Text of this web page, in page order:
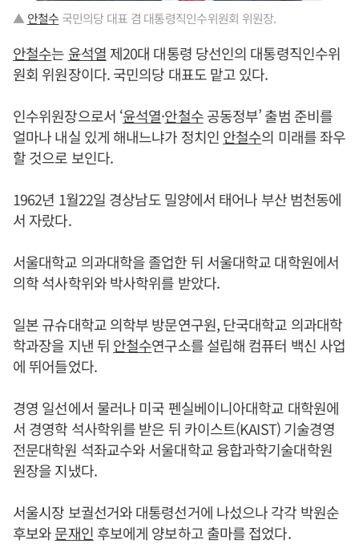
▲ 안철수 국민의당 대표 겸 대통령직인수위원회 위원장.
안철수는 윤석열 제20대 대통령 당선인의 대통령직인수위
원회 위원장이다. 국민의당 대표도 맡고 있다.
인수위원장으로서 ‘윤석열·안철수공동정부’ 출범 준비를
얼마나 내실 있게 해내느냐가 정치인 안철수의 미래를 좌우
할 것으로 보인다.
1962년 1월22일 경상남도 밀양에서 태어나 부산 범천동에
서 자랐다.
서울대학교 의과대학을 졸업한 뒤 서울대학교 대학원에서
의학 석사학위와 박사학위를 받았다.
일본 규슈대학교 의학부 방문연구원, 단국대학교 의과대학
학과장을 지낸 뒤 안철수연구소를 설립해 컴퓨터 백신 사업
에 뛰어들었다.
경영 일선에서 물러나 미국 펜실베이니아대학교 대학원에
서 경영학 석사학위를 받은 뒤 카이스트(KAIST) 기술경영
전문대학원 석좌교수와 서울대학교 융합과학기술대학원
원장을 지냈다.
서울시장 보궐선거와 대통령선거에 나섰으나 각각 박원순
후보와문재인 후보에게 양보하고 출마를 접었다.